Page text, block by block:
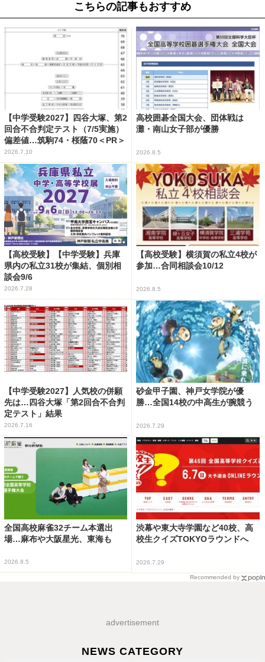
こちらの記事もおすすめ
【中学受験2027】四谷大塚、第2
回合不合判定テスト（7/5実施）
偏差値…筑駒74・桜蔭70＜PR＞
2026.7.10
高校囲碁全国大会、団体戦は
灘・南山女子部が優勝
2026.8.5
【高校受験】【中学受験】兵庫
県内の私立31校が集結、個別相
談会9/6
2026.7.28
【高校受験】横須賀の私立4校が
参加…合同相談会10/12
2026.8.5
【中学受験2027】人気校の併願
先は…四谷大塚「第2回合不合判
定テスト」結果
2026.7.16
砂金甲子園、神戸女学院が優
勝…全国14校の中高生が腕競う
2026.7.29
全国高校麻雀32チーム本選出
場…麻布や大阪星光、東海も
2026.8.5
渋幕や東大寺学園など40校、高
校生クイズTOKYOラウンドへ
2026.7.29
Recommended by
advertisement
NEWS CATEGORY